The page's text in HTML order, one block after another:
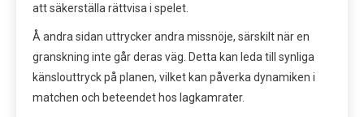
att säkerställa rättvisa i spelet.
Å andra sidan uttrycker andra missnöje, särskilt när en
granskning inte går deras väg. Detta kan leda till synliga
känslouttryck på planen, vilket kan påverka dynamiken i
matchen och beteendet hos lagkamrater.